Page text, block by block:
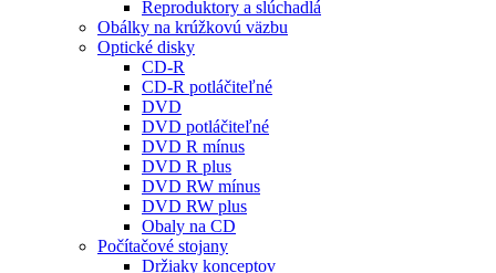
Reproduktory a slúchadlá
Obálky na krúžkovú väzbu
Optické disky
CD-R
CD-R potláčiteľné
DVD
DVD potláčiteľné
DVD R mínus
DVD R plus
DVD RW mínus
DVD RW plus
Obaly na CD
Počítačové stojany
Držiaky konceptov